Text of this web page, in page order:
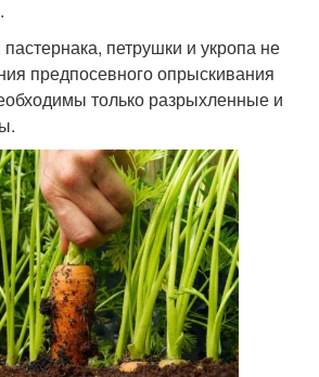
петрушки и укропа не
предпосевного опрыскивания
только разрыхленные и